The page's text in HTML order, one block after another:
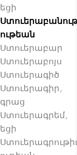
եցի
ութեան
Ստուերաբար
Ստուերաբոյս
Ստուերագիծ
Ստուերագիր,
գրաց
Ստուերագրեմ,
եցի